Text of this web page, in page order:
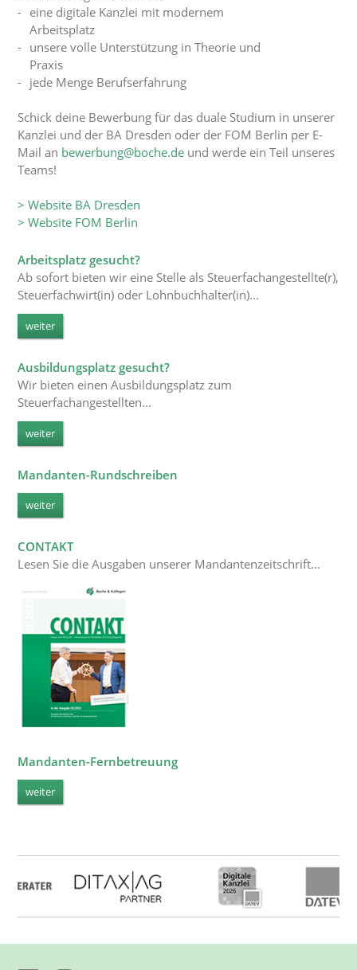
eine digitale Kanzlei mit modernem
Arbeitsplatz
unsere volle Unterstützung in Theorie und
Praxis
jede Menge Berufserfahrung
Schick deine Bewerbung für das duale Studium in unserer
Kanzlei und der BA Dresden oder der FOM Berlin per E-
Mail an bewerbung@boche.de und werde ein Teil unseres
Teams!
> Website BA Dresden
> Website FOM Berlin
Arbeitsplatz gesucht?
Ab sofort bieten wir eine Stelle als Steuerfachangestellte(r),
Steuerfachwirt(in) oder Lohnbuchhalter(in)...
weiter
Ausbildungsplatz gesucht?
Wir bieten einen Ausbildungsplatz zum
Steuerfachangestellten...
weiter
Mandanten-Rundschreiben
weiter
CONTAKT
Lesen Sie die Ausgaben unserer Mandantenzeitschrift...
Mandanten-Fernbetreuung
weiter